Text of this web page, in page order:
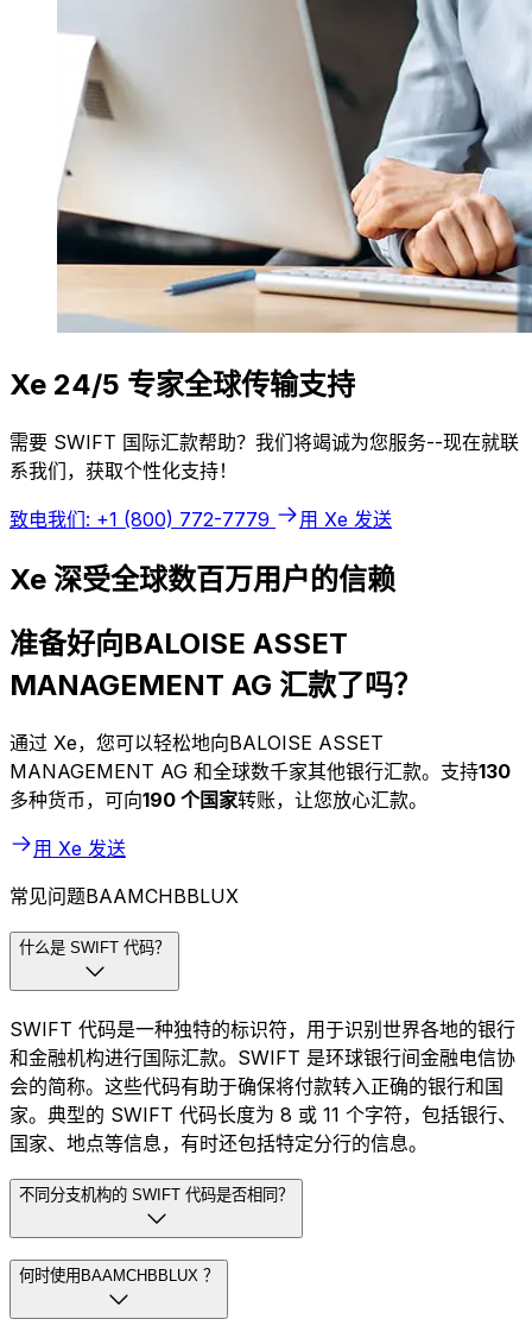
Xe 24/5 专家全球传输支持
需要 SWIFT 国际汇款帮助？我们将竭诚为您服务--现在就联
系我们，获取个性化支持！
致电我们: +1 (800) 772-7779 用 Xe 发送
Xe 深受全球数百万用户的信赖
准备好向BALOISE ASSET
MANAGEMENT AG 汇款了吗？
通过 Xe，您可以轻松地向BALOISE ASSET
MANAGEMENT AG 和全球数千家其他银行汇款。支持130
多种货币，可向190 个国家转账，让您放心汇款。
用 Xe 发送
常见问题BAAMCHBBLUX
什么是 SWIFT 代码？
SWIFT 代码是一种独特的标识符，用于识别世界各地的银行
和金融机构进行国际汇款。SWIFT 是环球银行间金融电信协
会的简称。这些代码有助于确保将付款转入正确的银行和国
家。典型的 SWIFT 代码长度为 8 或 11 个字符，包括银行、
国家、地点等信息，有时还包括特定分行的信息。
不同分支机构的 SWIFT 代码是否相同？
何时使用BAAMCHBBLUX ？